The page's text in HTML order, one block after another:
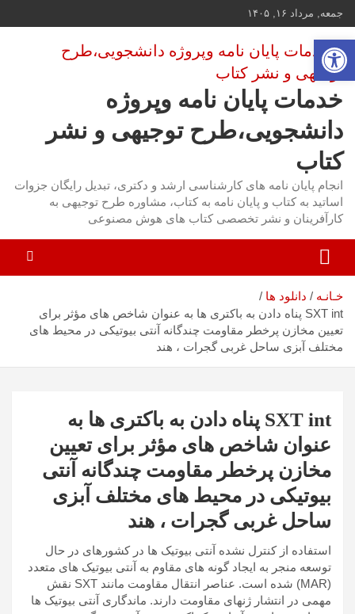
بروید
جمعه, مرداد ۱۶, ۱۴۰۵
خدمات پایان نامه وپروژه
دانشجویی،طرح توجیهی و نشر
کتاب
انجام پایان نامه های کارشناسی ارشد و دکتری، تبدیل رایگان جزوات
اساتید به کتاب و پایان نامه به کتاب، مشاوره طرح توجیهی به
کارآفرینان و نشر تخصصی کتاب های هوش مصنوعی
خـانـه دانلود ها
SXT int پناه دادن به باکتری ها به عنوان شاخص های مؤثر برای
تعیین مخازن پرخطر مقاومت چندگانه آنتی بیوتیکی در محیط های
مختلف آبزی ساحل غربی گجرات ، هند
SXT int پناه دادن به باکتری ها به
عنوان شاخص های مؤثر برای تعیین
مخازن پرخطر مقاومت چندگانه آنتی
بیوتیکی در محیط های مختلف آبزی
ساحل غربی گجرات ، هند
استفاده از کنترل نشده آنتی بیوتیک ها در کشورهای در حال
توسعه منجر به ایجاد گونه های مقاوم به آنتی بیوتیک های متعدد
(MAR) شده است. عناصر انتقال مقاومت مانند SXT نقش
مهمی در انتشار ژنهای مقاومت دارند. ماندگاری آنتی بیوتیک ها
باز کردن نوار ابزار